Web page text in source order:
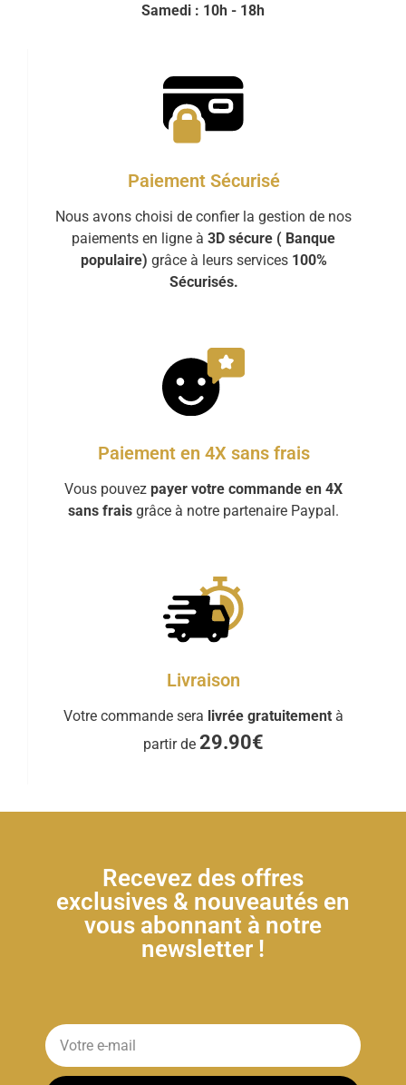
Samedi : 10h - 18h
Paiement Sécurisé
Nous avons choisi de confier la gestion de nos
paiements en ligne à 3D sécure ( Banque
populaire) grâce à leurs services 100%
Sécurisés.
Paiement en 4X sans frais
Vous pouvez payer votre commande en 4X
sans frais grâce à notre partenaire Paypal.
Livraison
Votre commande sera livrée gratuitement à
partir de 29.90€
Recevez des offres
exclusives & nouveautés en
vous abonnant à notre
newsletter !